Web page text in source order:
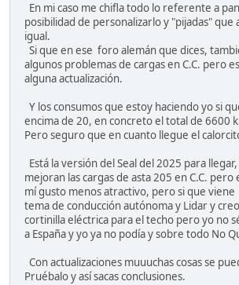
En mi caso me chifla todo lo referente a
posibilidad de personalizarlo y "pijadas" que
igual.
Si que en ese foro alemán que dices,
algunos problemas de cargas en C.C. pero
alguna actualización.
Y los consumos que estoy haciendo yo si
encima de 20, en concreto el total de 6600
Pero seguro que en cuanto llegue el
Está la versión del Seal del 2025 para
mejoran las cargas de asta 205 en C.C.
mí gusto menos atractivo, pero si que
tema de conducción autónoma y Lidar y
cortinilla eléctrica para el techo pero yo no
a España y yo ya no podía y sobre todo No
Con actualizaciones muuuchas cosas se
Pruébalo y así sacas conclusiones.